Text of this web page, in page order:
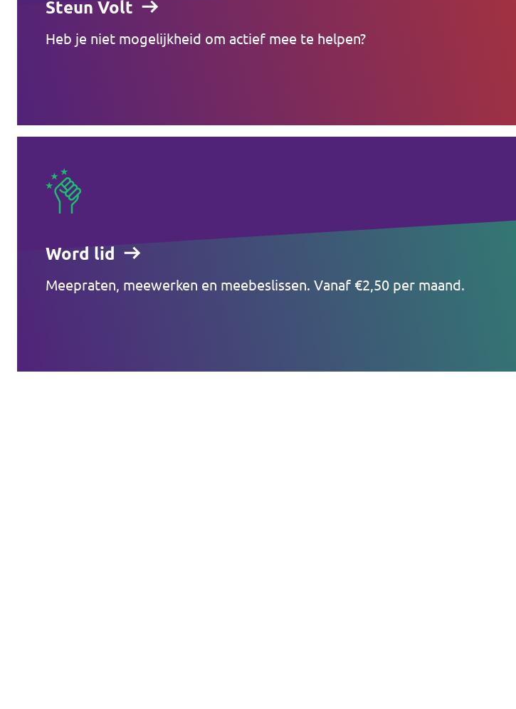
Steun Volt
Heb je niet mogelijkheid om actief mee te helpen?
Word lid
Meepraten, meewerken en meebeslissen. Vanaf €2,50 per maand.